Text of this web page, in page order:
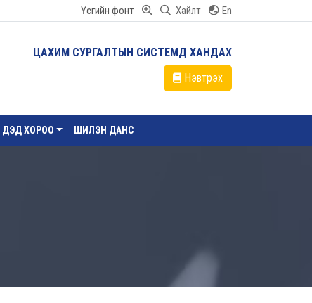
Үсгийн фонт Хайлт En
ЦАХИМ СУРГАЛТЫН СИСТЕМД ХАНДАХ
Нэвтрэх
ДЭД ХОРОО ШИЛЭН ДАНС